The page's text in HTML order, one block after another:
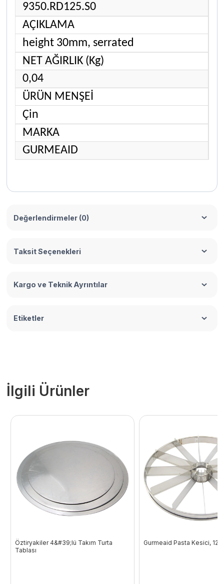
9350.RD125.S0
AÇIKLAMA
height 30mm, serrated
NET AĞIRLIK (Kg)
0,04
ÜRÜN MENŞEİ
Çin
MARKA
GURMEAID
Değerlendirmeler (0)
Taksit Seçenekleri
Kargo ve Teknik Ayrıntılar
Etiketler
İlgili Ürünler
Öztiryakiler 4&#39;lü Takım Turta
Tablası
Gurmeaid Pasta Kesici, 12